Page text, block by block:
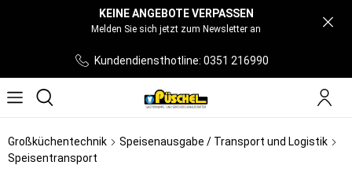
KEINE ANGEBOTE VERPASSEN
Melden Sie sich jetzt zum Newsletter an
Kundendiensthotline: 0351 216990
Großküchentechnik
Speisenausgabe / Transport und Logistik
Speisentransport